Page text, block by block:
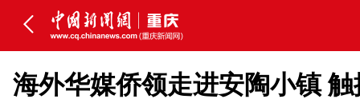
海外华媒侨领走进安陶小镇